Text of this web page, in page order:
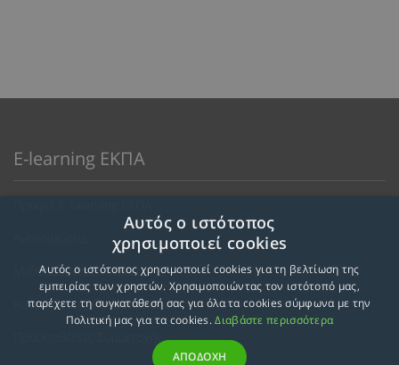
E-learning ΕΚΠΑ
Μεθοδολογία Εκπαίδευσης
Κατευθύνσεις Προγραμμάτων
Προϋποθέσεις Συμμετοχής
Αυτός ο ιστότοπος
χρησιμοποιεί cookies
Αυτός ο ιστότοπος χρησιμοποιεί cookies για τη βελτίωση της
εμπειρίας των χρηστών. Χρησιμοποιώντας τον ιστότοπό μας,
παρέχετε τη συγκατάθεσή σας για όλα τα cookies σύμφωνα με την
Πολιτική μας για τα cookies.Διαβάστε περισσότερα
ΑΠΟΔΟΧΗ